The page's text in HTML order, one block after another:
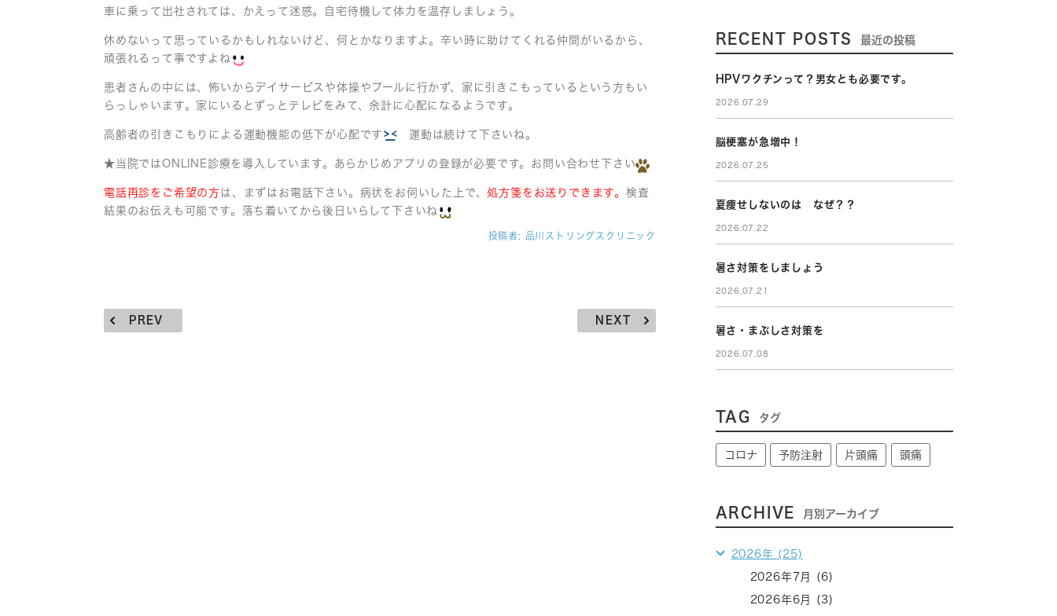
車に乗って出社されては、かえって迷惑。自宅待機して体力を温存しましょう。
休めないって思っているかもしれないけど、何とかなりますよ。辛い時に助けてくれる仲間がいるから、
頑張れるって事ですよね
患者さんの中には、怖いからデイサービスや体操やプールに行かず、家に引きこもっているという方もい
らっしゃいます。家にいるとずっとテレビをみて、余計に心配になるようです。
高齢者の引きこもりによる運動機能の低下が心配です 運動は続けて下さいね。
★当院ではONLINE診療を導入しています。あらかじめアプリの登録が必要です。お問い合わせ下さい
電話再診をご希望の方は、まずはお電話下さい。病状をお伺いした上で、処方箋をお送りできます。検査
結果のお伝えも可能です。落ち着いてから後日いらして下さいね
投稿者: 品川ストリングスクリニック
PREV NEXT
RECENT POSTS 最近の投稿
HPVワクチンって？男女とも必要です。
2026.07.29
脳梗塞が急増中！
2026.07.25
夏痩せしないのは なぜ？？
2026.07.22
暑さ対策をしましょう
2026.07.21
暑さ・まぶしさ対策を
2026.07.08
TAG タグ
コロナ 予防注射 片頭痛 頭痛
ARCHIVE 月別アーカイブ
2026年 (25)
2026年7月 (6)
2026年6月 (3)